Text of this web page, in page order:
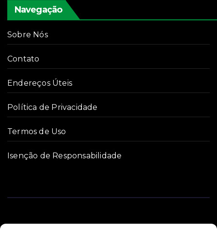
Navegação
Sobre Nós
Contato
Endereços Úteis
Política de Privacidade
Termos de Uso
Isenção de Responsabilidade